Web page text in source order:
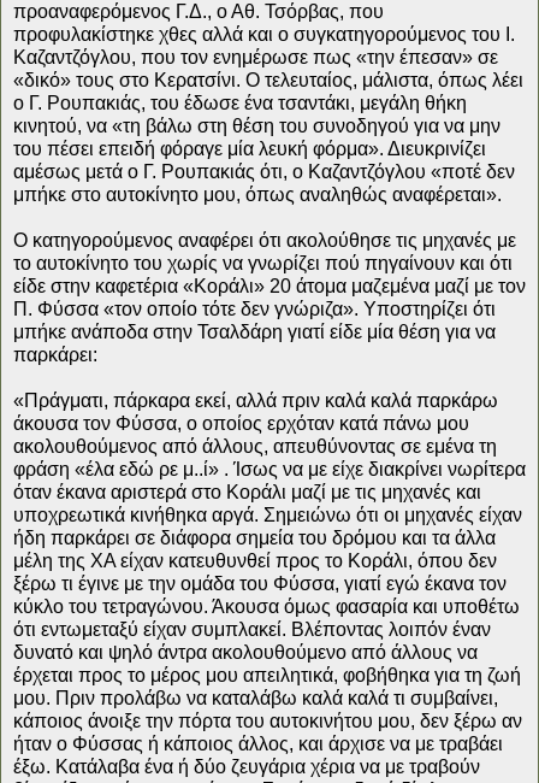
προαναφερόμενος Γ.Δ., ο Αθ. Τσόρβας, που
προφυλακίστηκε χθες αλλά και ο συγκατηγορούμενος του Ι.
Καζαντζόγλου, που τον ενημέρωσε πως «την έπεσαν» σε
«δικό» τους στο Κερατσίνι. Ο τελευταίος, μάλιστα, όπως λέει
ο Γ. Ρουπακιάς, του έδωσε ένα τσαντάκι, μεγάλη θήκη
κινητού, να «τη βάλω στη θέση του συνοδηγού για να μην
του πέσει επειδή φόραγε μία λευκή φόρμα». Διευκρινίζει
αμέσως μετά ο Γ. Ρουπακιάς ότι, ο Καζαντζόγλου «ποτέ δεν
μπήκε στο αυτοκίνητο μου, όπως αναληθώς αναφέρεται».
Ο κατηγορούμενος αναφέρει ότι ακολούθησε τις μηχανές με
το αυτοκίνητο του χωρίς να γνωρίζει πού πηγαίνουν και ότι
είδε στην καφετέρια «Κοράλι» 20 άτομα μαζεμένα μαζί με τον
Π. Φύσσα «τον οποίο τότε δεν γνώριζα». Υποστηρίζει ότι
μπήκε ανάποδα στην Τσαλδάρη γιατί είδε μία θέση για να
παρκάρει:
«Πράγματι, πάρκαρα εκεί, αλλά πριν καλά καλά παρκάρω
άκουσα τον Φύσσα, ο οποίος ερχόταν κατά πάνω μου
ακολουθούμενος από άλλους, απευθύνοντας σε εμένα τη
φράση «έλα εδώ ρε μ..ί» . Ίσως να με είχε διακρίνει νωρίτερα
όταν έκανα αριστερά στο Κοράλι μαζί με τις μηχανές και
υποχρεωτικά κινήθηκα αργά. Σημειώνω ότι οι μηχανές είχαν
ήδη παρκάρει σε διάφορα σημεία του δρόμου και τα άλλα
μέλη της ΧΑ είχαν κατευθυνθεί προς το Κοράλι, όπου δεν
ξέρω τι έγινε με την ομάδα του Φύσσα, γιατί εγώ έκανα τον
κύκλο του τετραγώνου. Άκουσα όμως φασαρία και υποθέτω
ότι εντωμεταξύ είχαν συμπλακεί. Βλέποντας λοιπόν έναν
δυνατό και ψηλό άντρα ακολουθούμενο από άλλους να
έρχεται προς το μέρος μου απειλητικά, φοβήθηκα για τη ζωή
μου. Πριν προλάβω να καταλάβω καλά καλά τι συμβαίνει,
κάποιος άνοιξε την πόρτα του αυτοκινήτου μου, δεν ξέρω αν
ήταν ο Φύσσας ή κάποιος άλλος, και άρχισε να με τραβάει
έξω. Κατάλαβα ένα ή δύο ζευγάρια χέρια να με τραβούν